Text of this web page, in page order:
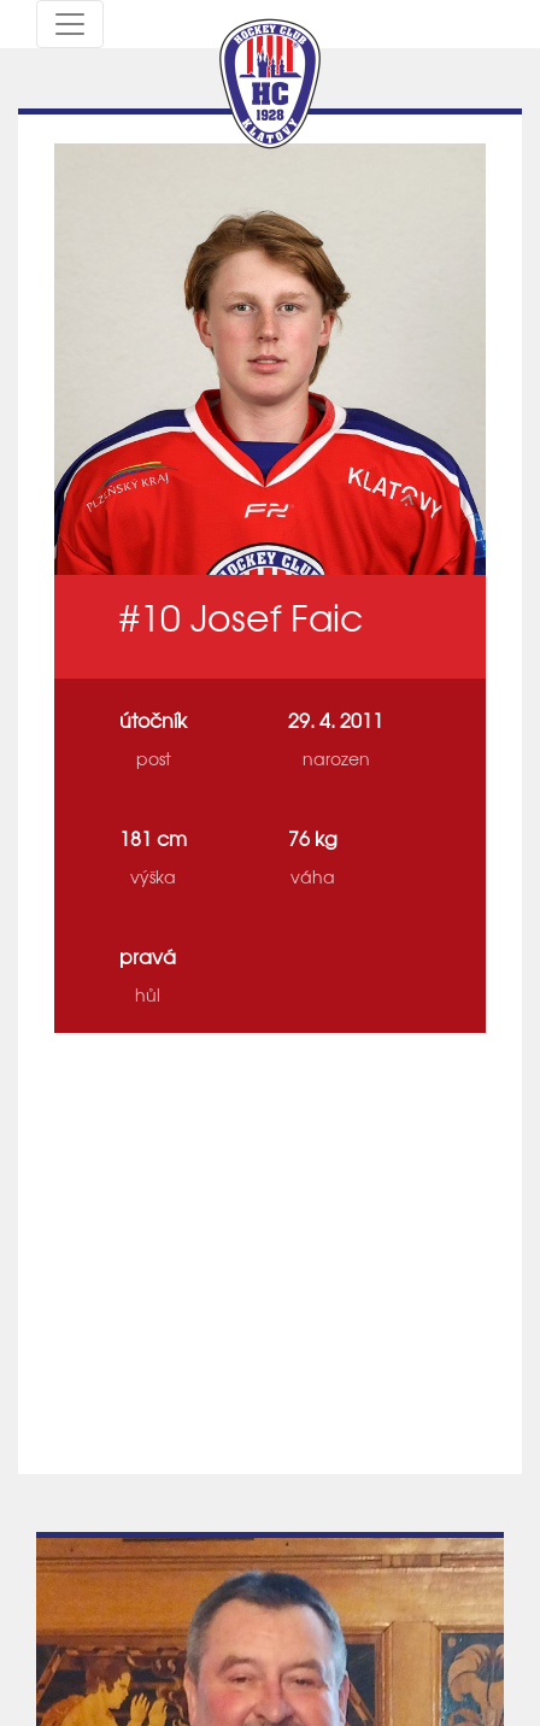
#10 Josef Faic
útočník
post
29. 4. 2011
narozen
181 cm
výška
76 kg
váha
pravá
hůl